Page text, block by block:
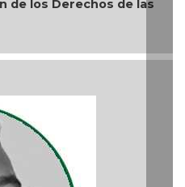
y nos lleva a no